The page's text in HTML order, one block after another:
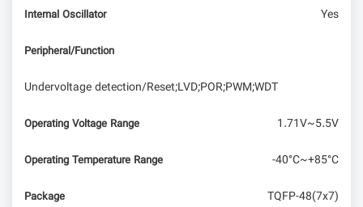
Internal Oscillator Yes
Peripheral/Function
Undervoltage detection/Reset;LVD;POR;PWM;WDT
Operating Voltage Range 1.71V~5.5V
Operating Temperature Range -40°C~+85°C
Package TQFP-48(7x7)